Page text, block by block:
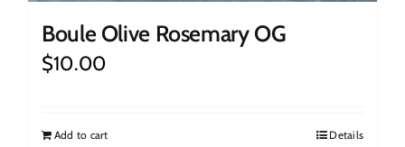
Boule Olive Rosemary OG
$10.00
Add to cart Details